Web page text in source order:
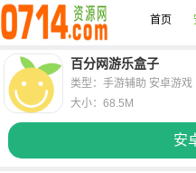
首页
百分网游乐盒子
安
类型：手游辅助 安卓游戏
大小：68.5M